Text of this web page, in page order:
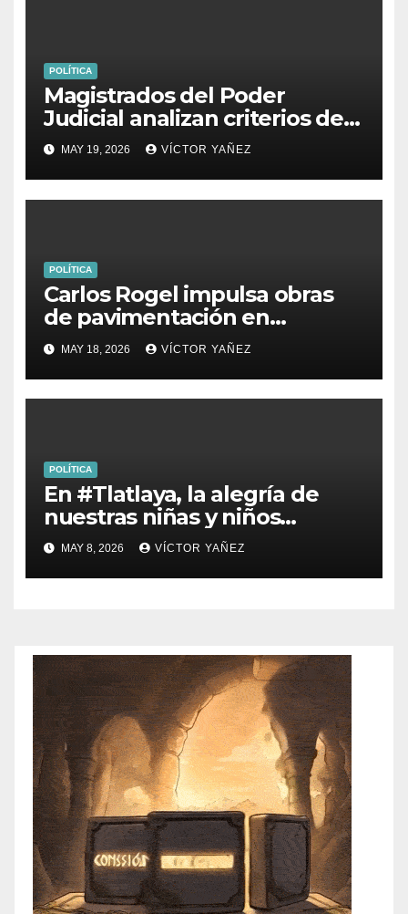
POLÍTICA
Magistrados del Poder
Judicial analizan criterios de
usucapión y juicios
hipotecarios
MAY 19, 2026 VÍCTOR YAÑEZ
POLÍTICA
Carlos Rogel impulsa obras
de pavimentación en
Yolotepec y Las Golondrinas
MAY 18, 2026 VÍCTOR YAÑEZ
POLÍTICA
En #Tlatlaya, la alegría de
nuestras niñas y niños
siempre será una prioridad.
MAY 8, 2026 VÍCTOR YAÑEZ